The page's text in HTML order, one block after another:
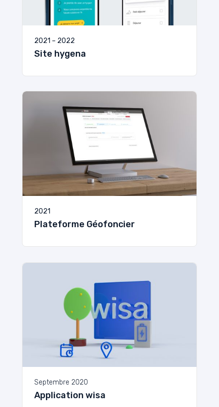
2021 – 2022
Site hygena
2021
Plateforme Géofoncier
Septembre 2020
Application wisa